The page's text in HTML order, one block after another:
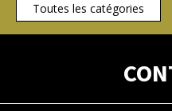
Toutes les catégories